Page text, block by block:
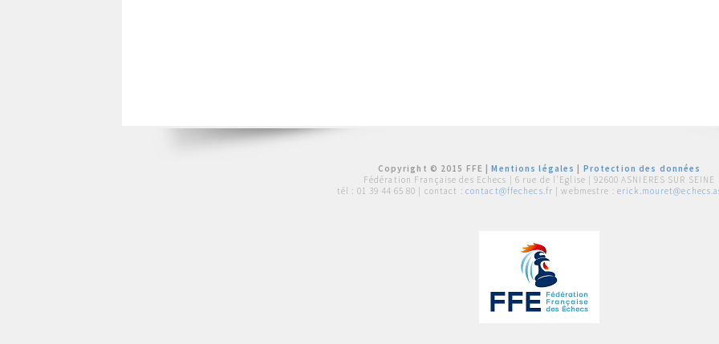
Copyright © 2015 FFE |Mentions légales
Protection des données
Fédération Française des Echecs | 6 rue de l'Eglise | 92600 ASNIERES SUR SEINE
tél : 01 39 44 65 80 | contact : contact@ffechecs.fr | webmestre :